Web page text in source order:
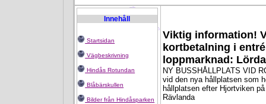
2025-01-14
Innehåll
Startsidan
Vägbeskrivning
Hindås Rotundan
Blåbärskullen
Bilder från Hindåsparken
Viktig information!
kortbetalning i
loppmarknad:
NY BUSSHÅLLPLATS VID
vid den nya hållplatsen som
hållplatsen efter Hjortviken
Rävlanda